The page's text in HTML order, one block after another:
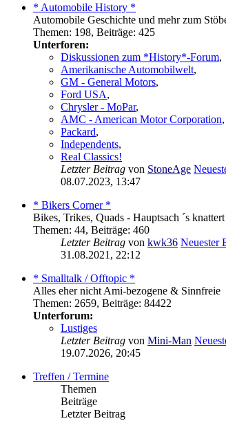
* Automobile History *
Automobile Geschichte und mehr zum
Themen: 198, Beiträge: 425
Unterforen:
Diskussionen zum *History*-Forum,
Amerikanische Automobilwelt,
GM - General Motors,
Ford USA,
Chrysler - MoPar,
AMC - American Motor Corporation,
Packard,
Independents,
Real Classics!
Letzter Beitrag von StoneAge
08.07.2023, 13:47
* Bikers Corner *
Bikes, Trikes, Quads - Hauptsach ´s knattert
Themen: 44, Beiträge: 460
Letzter Beitrag von kwk36 Neuester
31.08.2021, 22:12
* Smalltalk / Offtopic *
Alles eher nicht Ami-bezogene & Sinnfreie
Themen: 2659, Beiträge: 84422
Unterforum:
Lustiges
Letzter Beitrag von Mini-Man
19.07.2026, 20:45
Treffen / Termine
Themen
Beiträge
Letzter Beitrag